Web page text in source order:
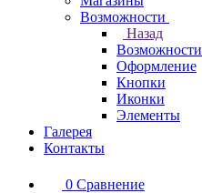
Возможности
Назад
Возможности
Оформление
Кнопки
Иконки
Элементы
Галерея
Контакты
0 Сравнение